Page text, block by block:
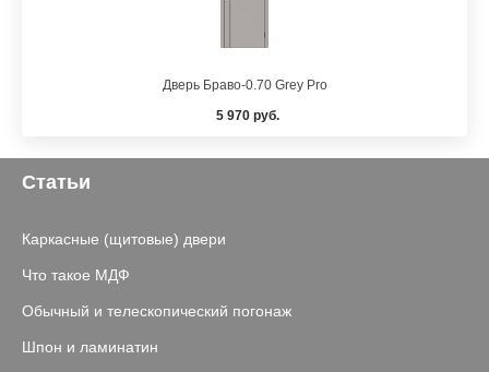
Дверь Браво-0.70 Grey Pro
5 970 руб.
Статьи
Каркасные (щитовые) двери
Что такое МДФ
Обычный и телескопический погонаж
Шпон и ламинатин